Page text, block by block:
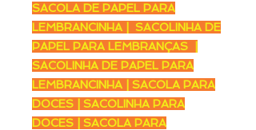
SACOLA DE PAPEL PARA
LEMBRANCINHA | SACOLINHA DE
PAPEL PARA LEMBRANÇAS |
SACOLINHA DE PAPEL PARA
LEMBRANCINHA | SACOLA PARA
DOCES | SACOLINHA PARA
DOCES | SACOLA PARA